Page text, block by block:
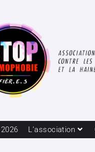
L’association